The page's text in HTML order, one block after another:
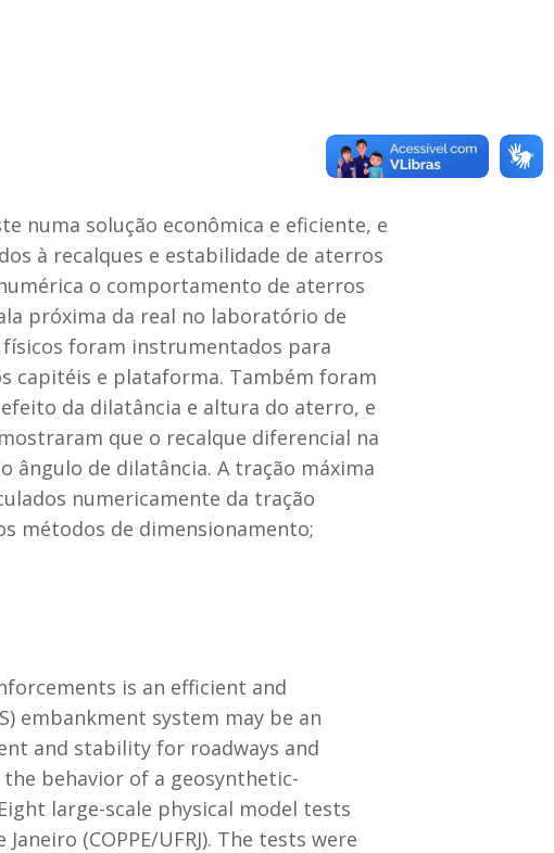
numa solução econômica e eficiente, e
à recalques e estabilidade de aterros
o comportamento de aterros
próxima da real no laboratório de
físicos foram instrumentados para
capitéis e plataforma. Também foram
da dilatância e altura do aterro, e
que o recalque diferencial na
de dilatância. A tração máxima
numericamente da tração
métodos de dimensionamento;
is an efficient and
embankment system may be an
and stability for roadways and
behavior of a geosynthetic-
large-scale physical model tests
(COPPE/UFRJ). The tests were